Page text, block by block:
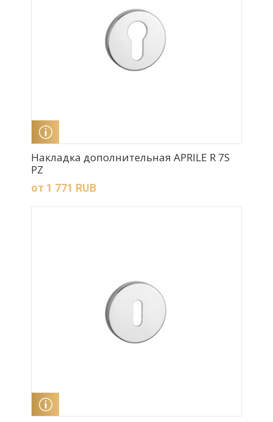
Накладка дополнительная APRILE R 7S
PZ
от 1 771 RUB